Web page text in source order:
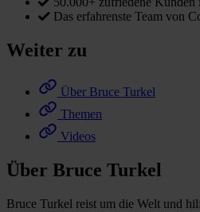
Das erfahrenste Team von
Weiter zu
Über Bruce Turkel
Themen
Videos
Über Bruce Turkel
Bruce Turkel reist um die Welt und